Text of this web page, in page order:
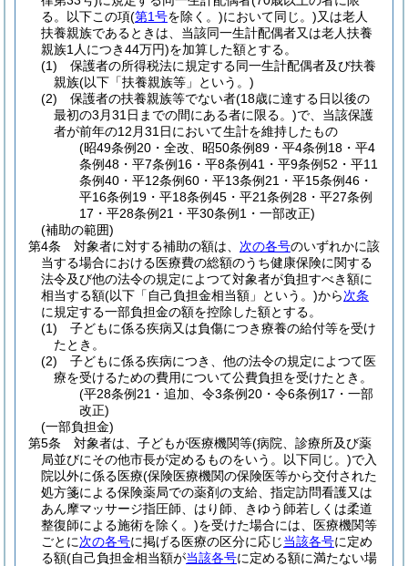
る。以下この項(第1号を除く。)において同じ。)又は老人
扶養親族であるときは、当該同一生計配偶者又は老人扶養
親族1人につき44万円)を加算した額とする。
(1)
保護者の所得税法に規定する同一生計配偶者及び扶養
親族(以下「扶養親族等」という。)
(2)
保護者の扶養親族等でない者(18歳に達する日以後の
最初の3月31日までの間にある者に限る。)で、当該保護
者が前年の12月31日において生計を維持したもの
(昭49条例20・全改、昭50条例89・平4条例18・平4
条例48・平7条例16・平8条例41・平9条例52・平11
条例40・平12条例60・平13条例21・平15条例46・
平16条例19・平18条例45・平21条例28・平27条例
17・平28条例21・平30条例1・一部改正)
(補助の範囲)
第4条
対象者に対する補助の額は、 次の各号のいずれかに該
当する場合における医療費の総額のうち健康保険に関する
法令及び他の法令の規定によつて対象者が負担すべき額に
相当する額(以下「自己負担金相当額」という。)から次条
に規定する一部負担金の額を控除した額とする。
(1)
子どもに係る疾病又は負傷につき療養の給付等を受け
たとき。
(2)
子どもに係る疾病につき、他の法令の規定によつて医
療を受けるための費用について公費負担を受けたとき。
(平28条例21・追加、令3条例20・令6条例17・一部
改正)
(一部負担金)
第5条
対象者は、子どもが医療機関等(病院、診療所及び薬
局並びにその他市長が定めるものをいう。以下同じ。)で入
院以外に係る医療(保険医療機関の保険医等から交付された
処方箋による保険薬局での薬剤の支給、指定訪問看護又は
あん摩マッサージ指圧師、はり師、きゆう師若しくは柔道
整復師による施術を除く。)を受けた場合には、医療機関等
ごとに次の各号に掲げる医療の区分に応じ当該各号に定め
る額(自己負担金相当額が当該各号に定める額に満たない場